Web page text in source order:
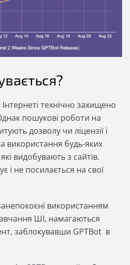
технічно захищено
пошукові роботи на
дозволу чи ліцензії і
використання будь-яких
видобувають з сайтів.
і не посилається на свої
використанням
ШІ, намагаються
заблокувавши GPTBot в